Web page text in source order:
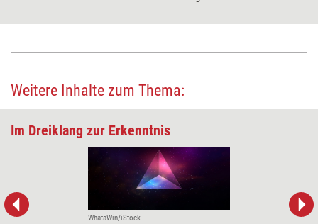
Fehlermanagements.
Weitere Inhalte zum Thema:
Im Dreiklang zur Erkenntnis
WhataWin/iStock